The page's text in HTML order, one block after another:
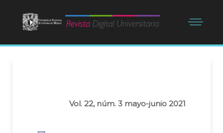
Vol. 22, núm. 3 mayo-junio 2021